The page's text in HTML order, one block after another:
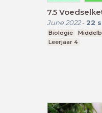
7.5
June 2022- 22
Biologie
Leerjaar 4